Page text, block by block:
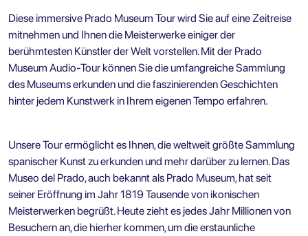
Diese immersive Prado Museum Tour wird Sie auf eine Zeitreise
mitnehmen und Ihnen die Meisterwerke einiger der
berühmtesten Künstler der Welt vorstellen. Mit der Prado
Museum Audio-Tour können Sie die umfangreiche Sammlung
des Museums erkunden und die faszinierenden Geschichten
hinter jedem Kunstwerk in Ihrem eigenen Tempo erfahren.
Unsere Tour ermöglicht es Ihnen, die weltweit größte Sammlung
spanischer Kunst zu erkunden und mehr darüber zu lernen. Das
Museo del Prado, auch bekannt als Prado Museum, hat seit
seiner Eröffnung im Jahr 1819 Tausende von ikonischen
Meisterwerken begrüßt. Heute zieht es jedes Jahr Millionen von
Besuchern an, die hierher kommen, um die erstaunliche